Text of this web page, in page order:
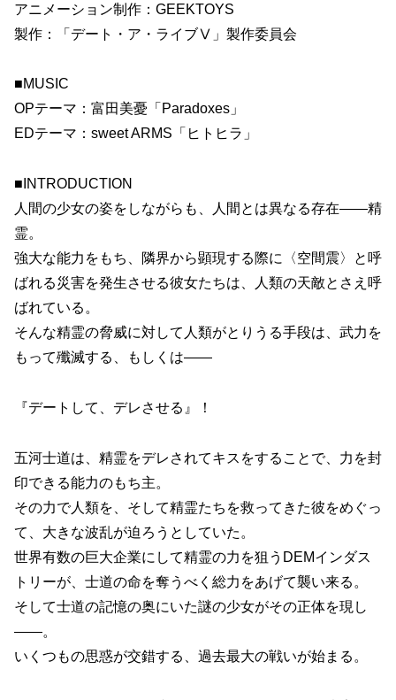
アニメーション制作：GEEKTOYS
製作：「デート・ア・ライブⅤ」製作委員会
■MUSIC
OPテーマ：富田美憂「Paradoxes」
EDテーマ：sweet ARMS「ヒトヒラ」
■INTRODUCTION
人間の少女の姿をしながらも、人間とは異なる存在――精
霊。
強大な能力をもち、隣界から顕現する際に〈空間震〉と呼
ばれる災害を発生させる彼女たちは、人類の天敵とさえ呼
ばれている。
そんな精霊の脅威に対して人類がとりうる手段は、武力を
もって殲滅する、もしくは――
『デートして、デレさせる』！
五河士道は、精霊をデレされてキスをすることで、力を封
印できる能力のもち主。
その力で人類を、そして精霊たちを救ってきた彼をめぐっ
て、大きな波乱が迫ろうとしていた。
世界有数の巨大企業にして精霊の力を狙うDEMインダス
トリーが、士道の命を奪うべく総力をあげて襲い来る。
そして士道の記憶の奥にいた謎の少女がその正体を現し
――。
いくつもの思惑が交錯する、過去最大の戦いが始まる。